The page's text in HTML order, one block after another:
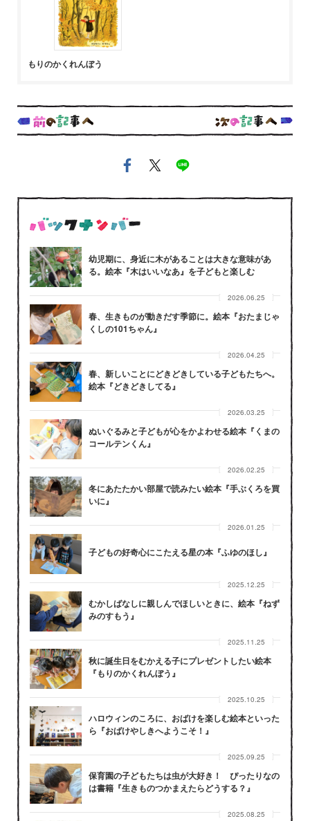
もりのかくれんぼう
幼児期に、身近に木があることは大きな意味があ
る。絵本『木はいいなあ』を子どもと楽しむ
2026.06.25
春、生きものが動きだす季節に。絵本『おたまじゃ
くしの101ちゃん』
2026.04.25
春、新しいことにどきどきしている子どもたちへ。
絵本『どきどきしてる』
2026.03.25
ぬいぐるみと子どもが心をかよわせる絵本『くまの
コールテンくん』
2026.02.25
冬にあたたかい部屋で読みたい絵本『手ぶくろを買
いに』
2026.01.25
子どもの好奇心にこたえる星の本『ふゆのほし』
2025.12.25
むかしばなしに親しんでほしいときに、絵本『ねず
みのすもう』
2025.11.25
秋に誕生日をむかえる子にプレゼントしたい絵本
『もりのかくれんぼう』
2025.10.25
ハロウィンのころに、おばけを楽しむ絵本といった
ら『おばけやしきへようこそ！』
2025.09.25
保育園の子どもたちは虫が大好き！ ぴったりなの
は書籍『生きものつかまえたらどうする？』
2025.08.25